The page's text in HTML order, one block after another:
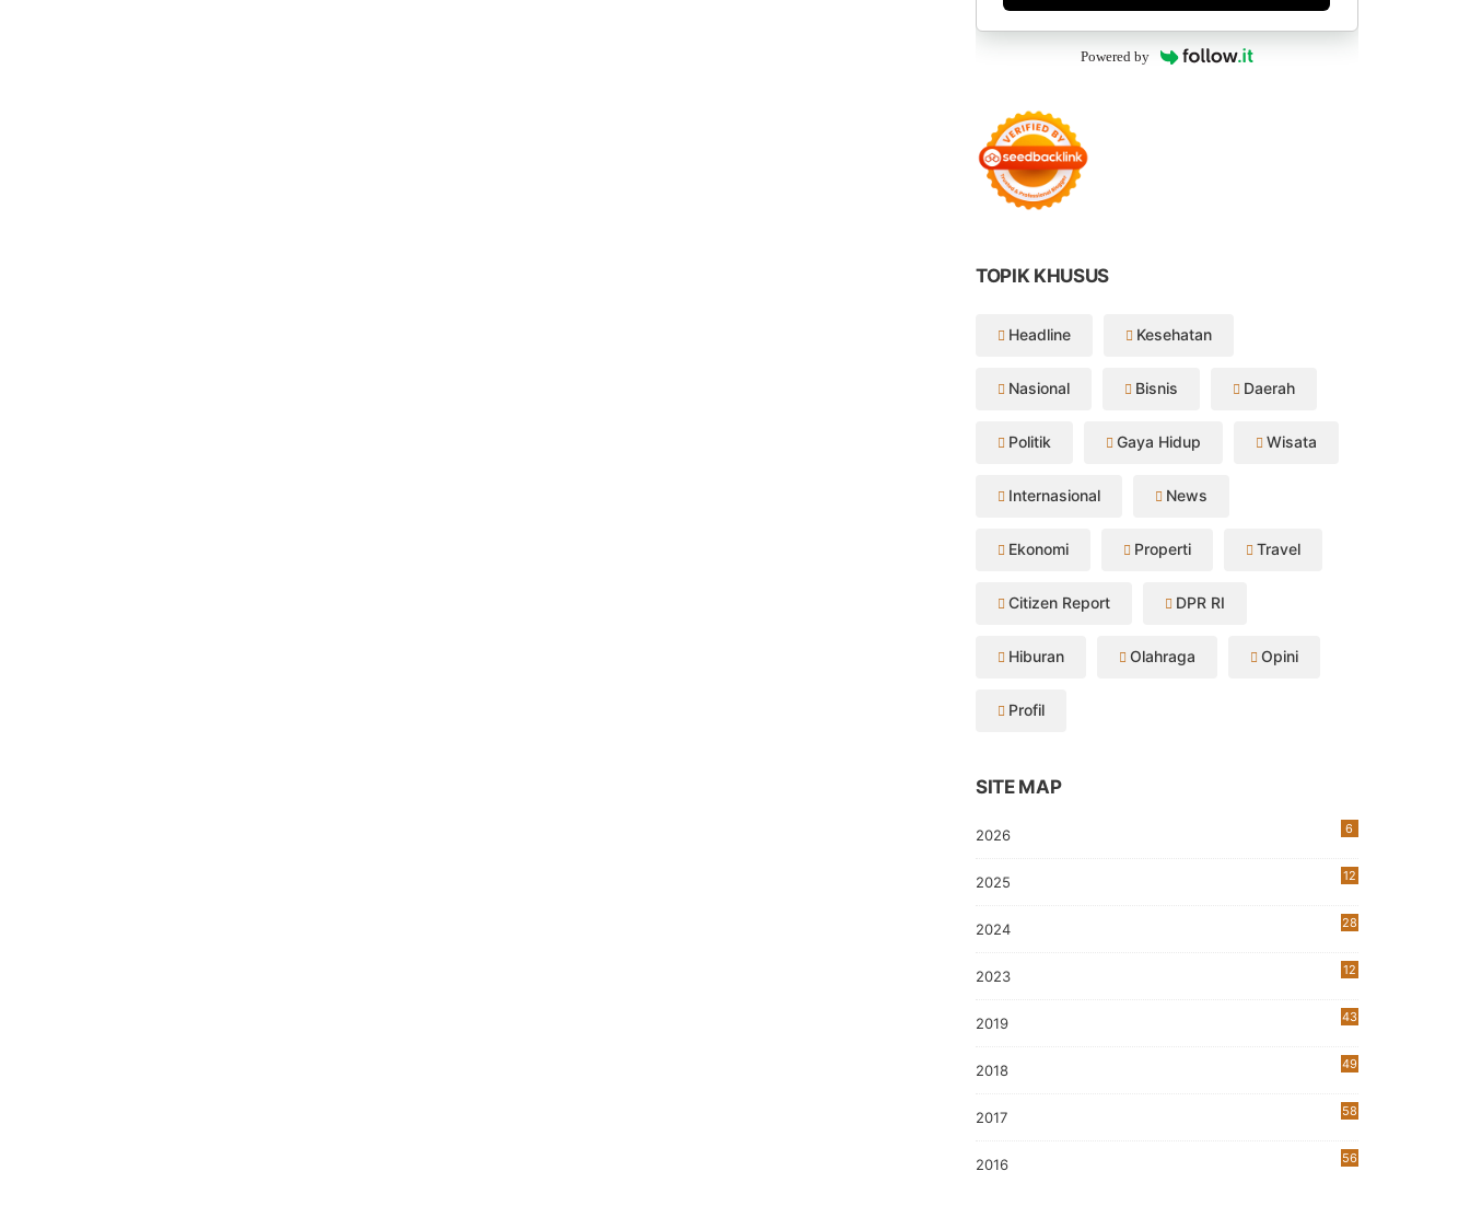
Powered by
TOPIK KHUSUS
Headline Kesehatan
Nasional Bisnis Daerah
Politik Gaya Hidup Wisata
Internasional News
Ekonomi Properti Travel
Citizen Report DPR RI
Hiburan Olahraga Opini
Profil
SITE MAP
2026 6
2025 12
2024 28
2023
12
2019
43
2018 49
2017 58
2016 56